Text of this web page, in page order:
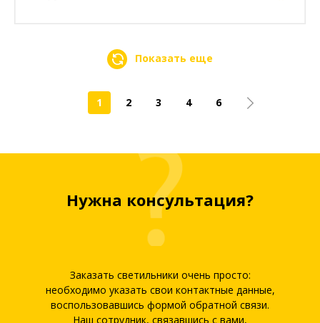
Показать еще
1 2 3 4 6
Нужна консультация?
Заказать светильники очень просто:
необходимо указать свои контактные данные,
воспользовавшись формой обратной связи.
Наш сотрудник, связавшись с вами,